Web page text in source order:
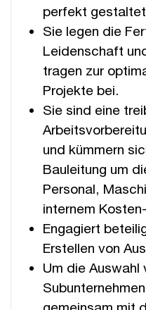
perfekt
Sie legen die
Leidenschaft
tragen zur
Projekte bei.
Sie sind eine
und kümmern
Bauleitung um
Personal,
internem
Engagiert
Erstellen von
Um die Auswahl